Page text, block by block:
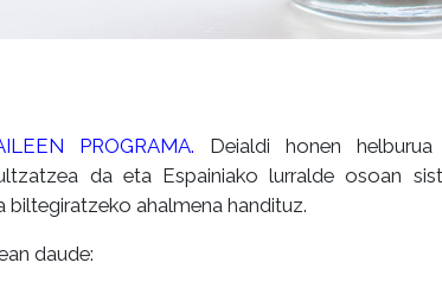
PROGRAMA. Deialdi honen helburua
da eta Espainiako lurralde osoan
ahalmena handituz.
daude: